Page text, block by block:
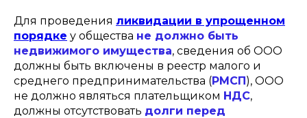
Для проведения ликвидации в упрощенном
порядке у общества не должно быть
недвижимого имущества, сведения об ООО
должны быть включены в реестр малого и
среднего предпринимательства (РМСП), ООО
не должно являться плательщиком НДС,
должны отсутствовать долги перед